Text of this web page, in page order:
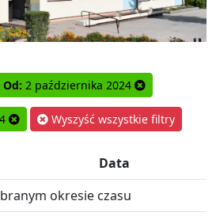
Od: 2 października 2024
Wyszyść wszystkie filtry
Data
okresie czasu